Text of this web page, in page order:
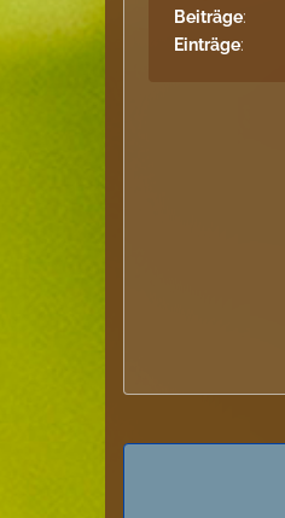
Beiträge
Einträge